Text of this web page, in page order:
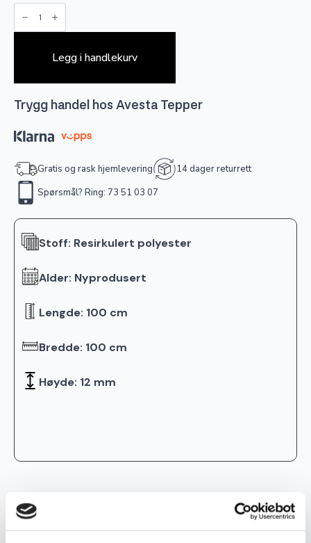
Nimbus
antall
Legg i handlekurv
Trygg handel hos Avesta Tepper
Gratis og rask hjemlevering
14 dager returrett
Spørsmål? Ring: 73 51 03 07
Stoff: Resirkulert polyester
Alder: Nyprodusert
Lengde: 100 cm
Bredde: 100 cm
Høyde: 12 mm